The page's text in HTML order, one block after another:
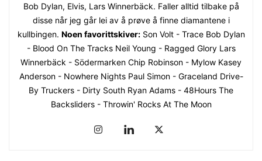
Bob Dylan, Elvis, Lars Winnerbäck. Faller alltid tilbake på
disse når jeg går lei av å prøve å finne diamantene i
kullbingen. Noen favorittskiver:Son Volt - Trace Bob Dylan
- Blood On The Tracks Neil Young - Ragged Glory Lars
Winnerbäck - Södermarken Chip Robinson - Mylow Kasey
Anderson - Nowhere Nights Paul Simon - Graceland Drive-
By Truckers - Dirty South Ryan Adams - 48Hours The
Backsliders - Throwin' Rocks At The Moon